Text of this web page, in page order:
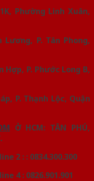
Phường Linh Xuân,
Lương, P. Tân Phong,
Hợp, P. Phước Long B,
P. Thạnh Lộc, Quận
Ở HCM: TÂN PHÚ,
2 : : 0834.300.300
4 : 0826.901.901